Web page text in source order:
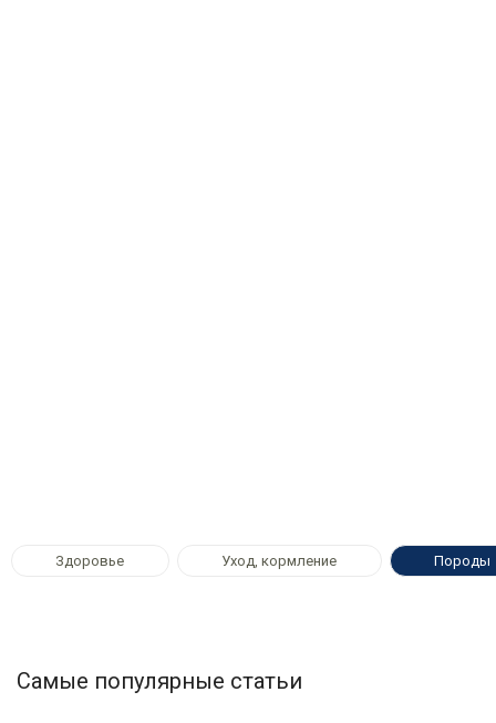
Здоровье Уход, кормление Породы
Самые популярные статьи